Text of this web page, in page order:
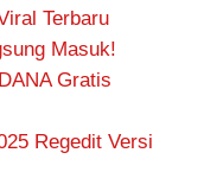
Terbaru
Masuk!
Gratis
Regedit Versi